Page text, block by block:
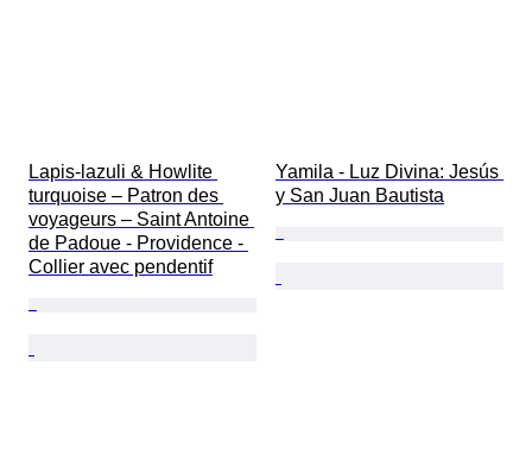
Lapis-lazuli & Howlite
turquoise – Patron des
voyageurs – Saint Antoine
de Padoue - Providence -
Collier avec pendentif
Yamila - Luz Divina: Jesús
y San Juan Bautista